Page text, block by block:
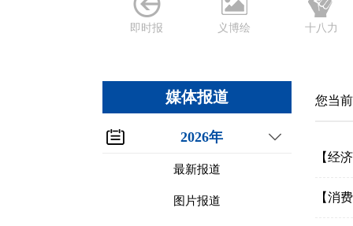
即时报 义博绘 十八力
媒体报道
2026年
最新报道
图片报道
您当
【经
【消